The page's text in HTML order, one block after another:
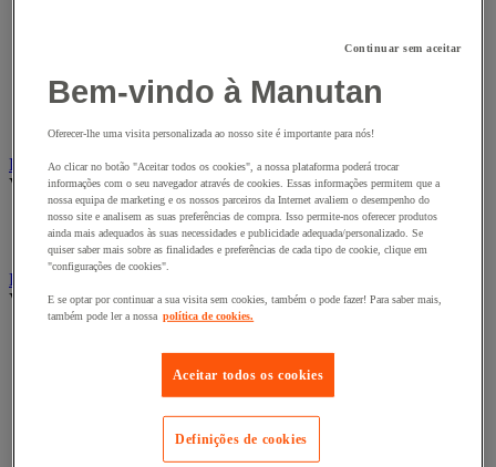
Equipamento de Quadro Elétrico
Extensão, tira e enrolador
Tomada e interruptor
Ferramentas Elétricas
Ver todas as categorias
Ferramentas elétricas portáteis com fios
Ferramentas elétricas portáteis sem fios
Ferramentas elétricas portáteis - Acessórios
Ver todas as categorias
Acessórios para berbequim
Acessórios para cortador-lixador
Acessórios para Dremel
Acessórios para Ferramentas Elétricas
Acessórios para fresadora
Acessórios para lixadora
Continuar sem aceitar
Bem-vindo à Manutan
Oferecer-lhe uma visita personalizada ao nosso site é importante para nós!
Ao clicar no botão "Aceitar todos os cookies", a nossa plataforma poderá trocar
informações com o seu navegador através de cookies. Essas informações permitem que a
nossa equipa de marketing e os nossos parceiros da Internet avaliem o desempenho do
nosso site e analisem as suas preferências de compra. Isso permite-nos oferecer produtos
ainda mais adequados às suas necessidades e publicidade adequada/personalizado. Se
quiser saber mais sobre as finalidades e preferências de cada tipo de cookie, clique em
"configurações de cookies".
E se optar por continuar a sua visita sem cookies, também o pode fazer! Para saber mais,
também pode ler a nossa política de cookies.
Aceitar todos os cookies
Definições de cookies